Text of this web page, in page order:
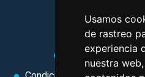
Usamos
de rastreo
experiencia
nuestra
MI
Aviso legal